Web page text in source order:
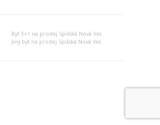
Byt 3+1 na prodej Spišská Nová Ves
Jiný byt na prodej Spišská Nová Ves